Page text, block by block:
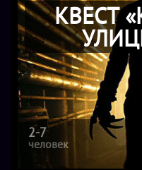
КВЕСТ
2-7
человек